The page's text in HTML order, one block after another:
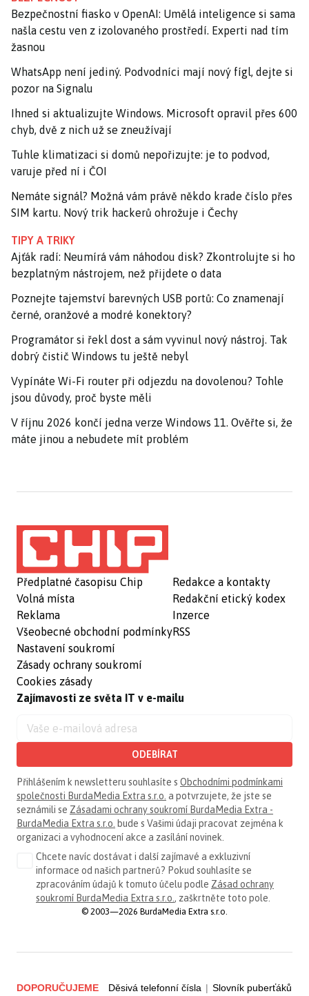
Bezpečnostní fiasko v OpenAI: Umělá inteligence si sama
našla cestu ven z izolovaného prostředí. Experti nad tím
žasnou
WhatsApp není jediný. Podvodníci mají nový fígl, dejte si
pozor na Signalu
Ihned si aktualizujte Windows. Microsoft opravil přes 600
chyb, dvě z nich už se zneužívají
Tuhle klimatizaci si domů nepořizujte: je to podvod,
varuje před ní i ČOI
Nemáte signál? Možná vám právě někdo krade číslo přes
SIM kartu. Nový trik hackerů ohrožuje i Čechy
TIPY A TRIKY
Ajťák radí: Neumírá vám náhodou disk? Zkontrolujte si ho
bezplatným nástrojem, než přijdete o data
Poznejte tajemství barevných USB portů: Co znamenají
černé, oranžové a modré konektory?
Programátor si řekl dost a sám vyvinul nový nástroj. Tak
dobrý čistič Windows tu ještě nebyl
Vypínáte Wi-Fi router při odjezdu na dovolenou? Tohle
jsou důvody, proč byste měli
V říjnu 2026 končí jedna verze Windows 11. Ověřte si, že
máte jinou a nebudete mít problém
Předplatné časopisu Chip
Volná místa
Reklama
Všeobecné obchodní podmínky
Nastavení soukromí
Zásady ochrany soukromí
Cookies zásady
Redakce a kontakty
Redakční etický kodex
Inzerce
RSS
Zajímavosti ze světa IT v e-mailu
ODEBÍRAT
Přihlášením k newsletteru souhlasíte s Obchodními podmínkami
společnosti BurdaMedia Extra s.r.o. a potvrzujete, že jste se
seznámili se Zásadami ochrany soukromí BurdaMedia Extra -
BurdaMedia Extra s.r.o. bude s Vašimi údaji pracovat zejména k
organizaci a vyhodnocení akce a zasílání novinek.
Chcete navíc dostávat i další zajímavé a exkluzivní
informace od našich partnerů? Pokud souhlasíte se
zpracováním údajů k tomuto účelu podle Zásad ochrany
soukromí BurdaMedia Extra s.r.o., zaškrtněte toto pole.
© 2003—2026 BurdaMedia Extra s.r.o.
DOPORUČUJEME Děsivá telefonní čísla | Slovník puberťáků